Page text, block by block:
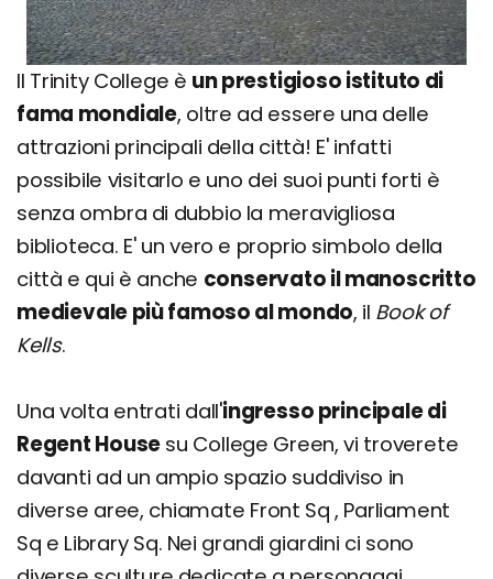
Il Trinity College è un prestigioso istituto di
fama mondiale, oltre ad essere una delle
attrazioni principali della città! E' infatti
possibile visitarlo e uno dei suoi punti forti è
senza ombra di dubbio la meravigliosa
biblioteca. E' un vero e proprio simbolo della
città e qui è anche conservato il manoscritto
medievale più famoso al mondo, il Book of
Kells.
Una volta entrati dall'ingresso principale di
Regent House su College Green, vi troverete
davanti ad un ampio spazio suddiviso in
diverse aree, chiamate Front Sq , Parliament
Sq e Library Sq. Nei grandi giardini ci sono